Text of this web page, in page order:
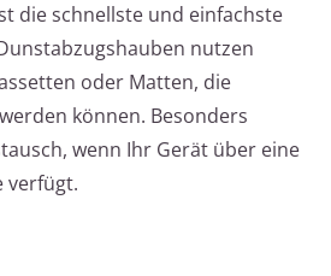
die schnellste und einfachste
nutzen
oder Matten, die
können. Besonders
wenn Ihr Gerät über eine
verfügt.